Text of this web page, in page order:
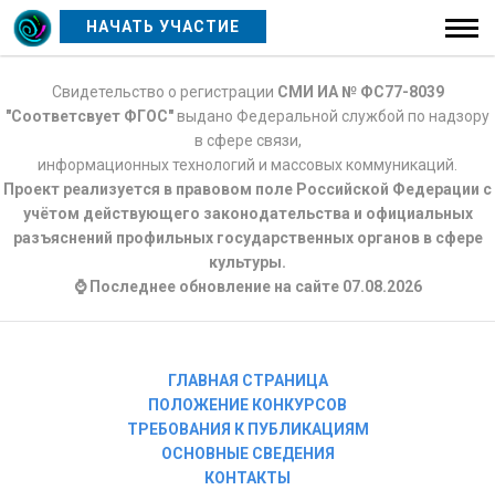
НАЧАТЬ УЧАСТИЕ
Свидетельство о регистрации СМИ ИА № ФС77-8039
"Соответсвует ФГОС"выдано Федеральной службой по надзору
в сфере связи,
информационных технологий и массовых коммуникаций.
Проект реализуется в правовом поле Российской Федерации с
учётом действующего законодательства и официальных
разъяснений профильных государственных органов в сфере
культуры.
⌚ Последнее обновление на сайте 07.08.2026
ГЛАВНАЯ СТРАНИЦА
ПОЛОЖЕНИЕ КОНКУРСОВ
ТРЕБОВАНИЯ К ПУБЛИКАЦИЯМ
ОСНОВНЫЕ СВЕДЕНИЯ
КОНТАКТЫ